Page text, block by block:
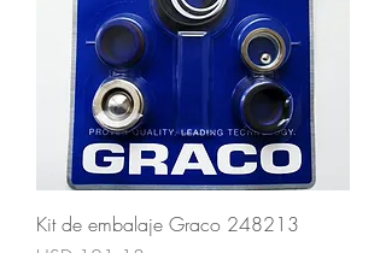
Kit de embalaje Graco 248213